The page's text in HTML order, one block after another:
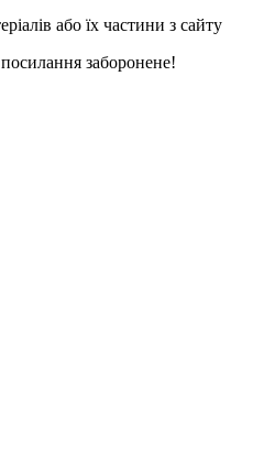
або їх частини з сайту
заборонене!